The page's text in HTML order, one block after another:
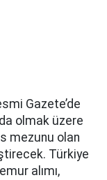
Gazete’de
olmak üzere
mezunu olan
Türkiye
alımı,